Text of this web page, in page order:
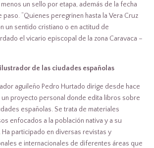
un sello por etapa, además de la fecha
“Quienes peregrinen hasta la Vera Cruz
un sentido cristiano o en actitud de
el vicario episcopal de la zona Caravaca –
de las ciudades españolas
aguileño Pedro Hurtado dirige desde hace
un proyecto personal donde edita libros sobre
españolas. Se trata de materiales
enfocados a la población nativa y a su
Ha participado en diversas revistas y
e internacionales de diferentes áreas que